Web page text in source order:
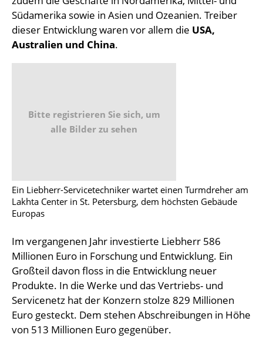
Südamerika sowie in Asien und Ozeanien. Treiber
dieser Entwicklung waren vor allem die USA,
Australien und China.
Bitte registrieren Sie sich, um
alle Bilder zu sehen
Ein Liebherr-Servicetechniker wartet einen Turmdreher am
Lakhta Center in St. Petersburg, dem höchsten Gebäude
Europas
Im vergangenen Jahr investierte Liebherr 586
Millionen Euro in Forschung und Entwicklung. Ein
Großteil davon floss in die Entwicklung neuer
Produkte. In die Werke und das Vertriebs- und
Servicenetz hat der Konzern stolze 829 Millionen
Euro gesteckt. Dem stehen Abschreibungen in Höhe
von 513 Millionen Euro gegenüber.